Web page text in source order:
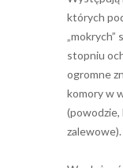
których
„mokrych”
stopniu
ogromne
komory w
zalewowe).